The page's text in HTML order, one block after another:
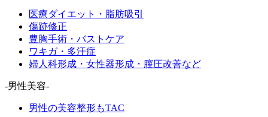
医療ダイエット・脂肪吸引
傷跡修正
豊胸手術・バストケア
ワキガ・多汗症
婦人科形成・女性器形成・膣圧改善など
-男性美容-
男性の美容整形もTAC